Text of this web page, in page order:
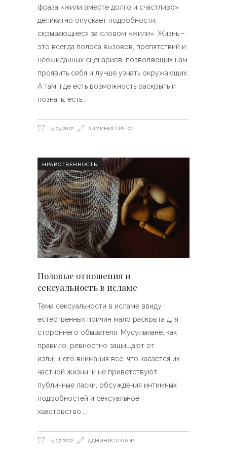
фраза «жили вместе долго и счастливо»
деликатно опускает подробности,
скрывающиеся за словом «жили». Жизнь –
это всегда полоса вызовов, препятствий и
неожиданных сценариев, позволяющих нам
проявить себя и лучше узнать окружающих.
А там, где есть возможность раскрыть и
познать, есть
19.09.2022 АДМИНИСТРАТОР
НРАВСТВЕННОСТЬ
Половые отношения и
сексуальность в исламе
Тема сексуальности в исламе ввиду
естественных причин мало раскрыта для
стороннего обывателя. Мусульмане, как
правило, ревностно защищают от
излишнего внимания всё, что касается их
частной жизни, и не приветствуют
публичные ласки, обсуждения интимных
подробностей и сексуальное
хвастовство.
15.07.2022 АДМИНИСТРАТОР